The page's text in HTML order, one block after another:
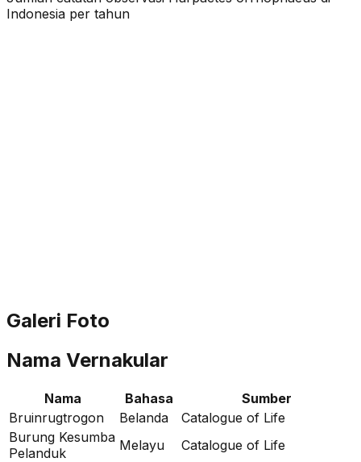
Indonesia per tahun
Galeri Foto
Nama Vernakular
Nama Bahasa
Sumber
Bruinrugtrogon
Belanda
Catalogue of Life
Burung Kesumba
Pelanduk
Melayu
Catalogue of Life